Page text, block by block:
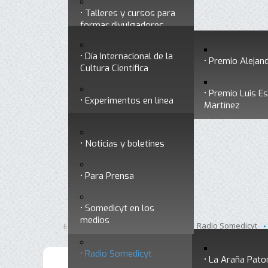
Historia
Premios a divulgadores Premio
Premio Luis
Martínez
Talleres y cursos para
formar divulgadores
Otros servicios
Divulgación
Día Internacional de la
Cultura Científica
Experimentos en línea
Ciencia y Tecnología
Nuestra ciencia
responde
Radio Somedicyt La Araña
Noticias
Noticias y boletines
Para Prensa
Somedicyt en los
medios
Está aquí: Inicio Radio Somedicyt •